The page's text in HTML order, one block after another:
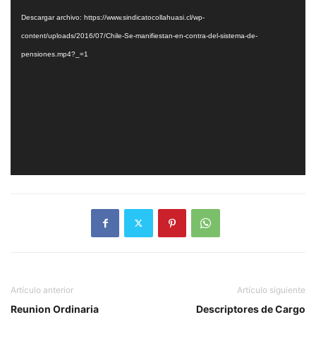
Descargar archivo: https://www.sindicatocollahuasi.cl/wp-
content/uploads/2016/07/Chile-Se-manifiestan-en-contra-del-sistema-de-
pensiones.mp4?_=1
Artículo anterior
Reunion Ordinaria
Artículo siguiente
Descriptores de Cargo